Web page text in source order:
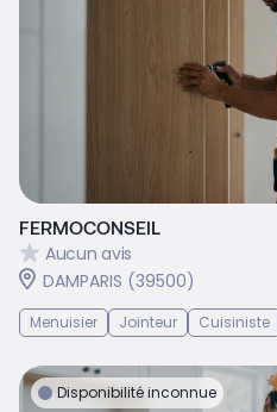
FERMOCONSEIL
Aucun avis
DAMPARIS (39500)
Menuisier Jointeur Cuisiniste
Disponibilité inconnue